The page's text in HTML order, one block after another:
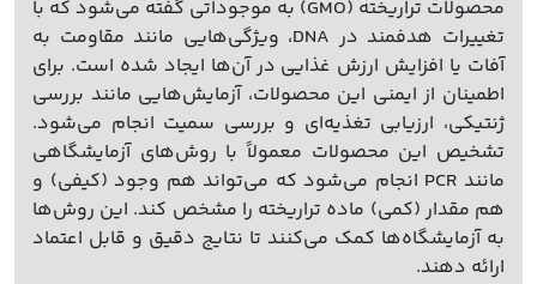
محصولات تراریخته (GMO) به موجوداتی گفته می‌شود که با
تغییرات هدفمند در DNA، ویژگی‌هایی مانند مقاومت به
آفات یا افزایش ارزش غذایی در آن‌ها ایجاد شده است. برای
اطمینان از ایمنی این محصولات، آزمایش‌هایی مانند بررسی
ژنتیکی، ارزیابی تغذیه‌ای و بررسی سمیت انجام می‌شود.
تشخیص این محصولات معمولاً با روش‌های آزمایشگاهی
مانند PCR انجام می‌شود که می‌تواند هم وجود (کیفی) و
هم مقدار (کمی) ماده تراریخته را مشخص کند. این روش‌ها
به آزمایشگاه‌ها کمک می‌کنند تا نتایج دقیق و قابل اعتماد
ارائه دهند.